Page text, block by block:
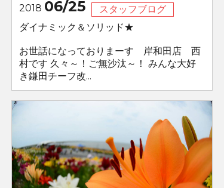
2018 06/25
スタッフブログ
ダイナミック＆ソリッド★
お世話になっておりまーす 岸和田店 西
村です 久々～！ご無沙汰～！ みんな大好
き鎌田チーフ改...